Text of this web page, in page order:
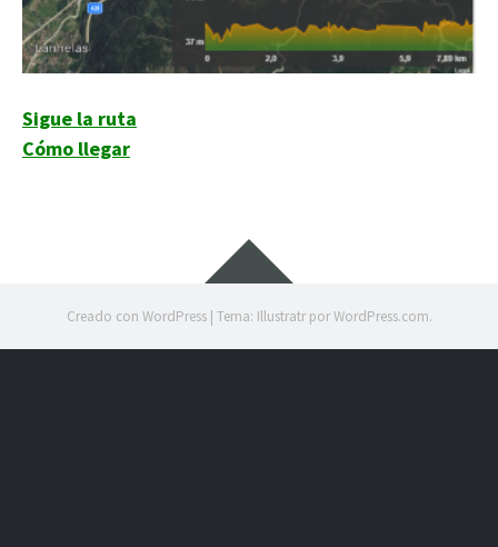
Sigue la ruta
Cómo llegar
Creado con WordPress | Tema: Illustratr porWordPress.com.